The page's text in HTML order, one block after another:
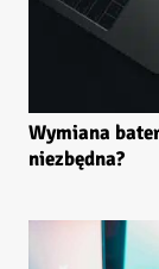
Wymiana
niezbędna?